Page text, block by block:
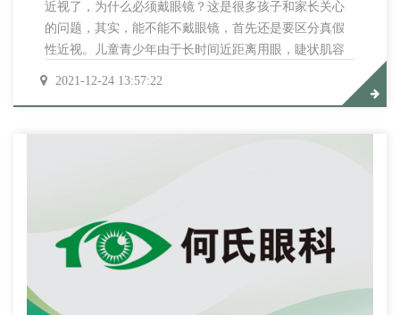
近视了，为什么必须戴眼镜？这是很多孩子和家长关心
的问题，其实，能不能不戴眼镜，首先还是要区分真假
性近视。儿童青少年由于长时间近距离用眼，睫状肌容
根“弹簧”被卡住了，无法弹回来，从而产生视物模糊，也
息或者散瞳，屈光度数也会随之消失，裸眼视力有所提
2021-12-24 13:57:22